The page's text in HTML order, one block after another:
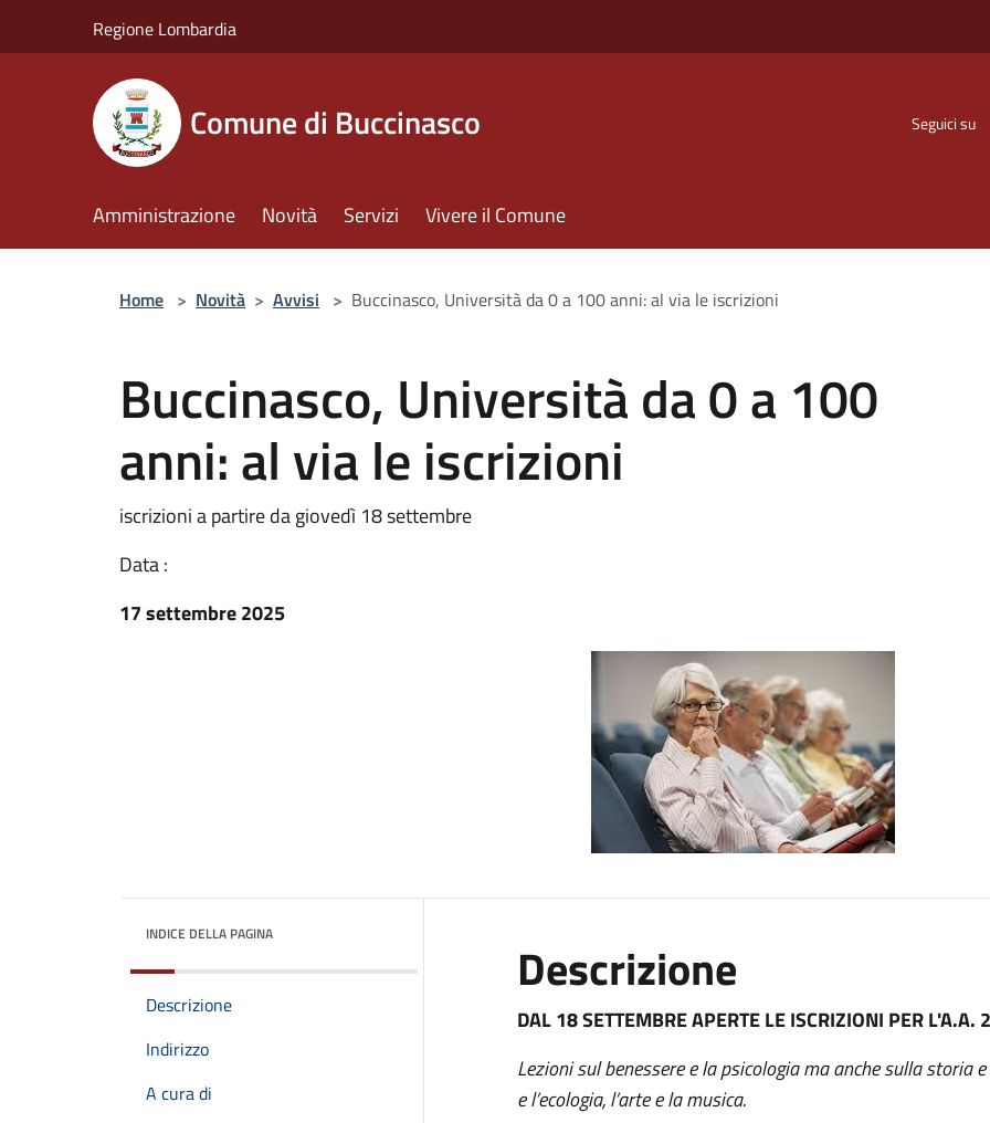
Regione Lombardia
Comune di Buccinasco Seguici su
Amministrazione Novità Servizi Vivere il Comune
Home > Novità > Avvisi > Buccinasco, Università da 0 a 100 anni: al via le iscrizioni
Buccinasco, Università da 0 a 100
anni: al via le iscrizioni
iscrizioni a partire da giovedì 18 settembre
Data :
17 settembre 2025
INDICE DELLA PAGINA
Descrizione
Indirizzo
A cura di
Descrizione
DAL 18 SETTEMBRE APERTE LE ISCRIZIONI PER
Lezioni sul benessere e la psicologia ma anche sulla storia
e l’ecologia, l’arte e la musica.